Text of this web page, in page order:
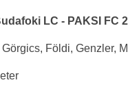
LC - PAKSI FC
Földi, Genzler,